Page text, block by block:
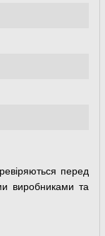
перед
виробниками та